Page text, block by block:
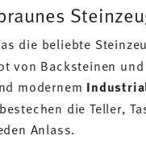
die beliebte
von Backsteinen
modernem
die Teller,
Anlass.